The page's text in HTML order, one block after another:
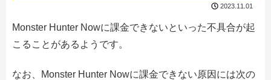
2023.11.01
Monster Hunter Nowに課金できないといった不具合が起
こることがあるようです。
なお、Monster Hunter Nowに課金できない原因には次の